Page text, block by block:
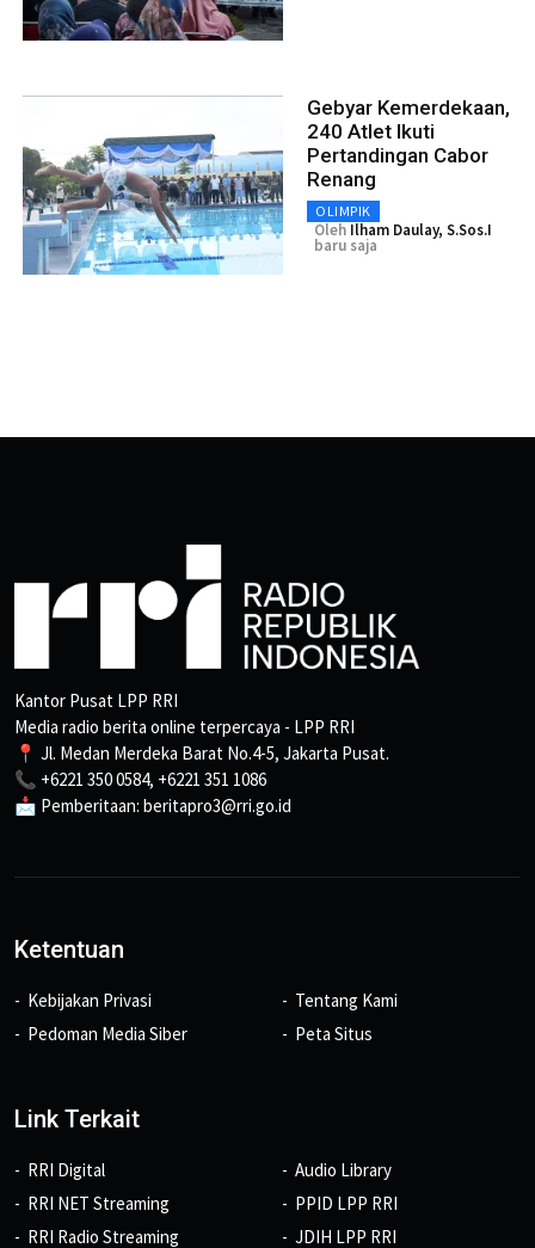
Gebyar Kemerdekaan,
240 Atlet Ikuti
Pertandingan Cabor
Renang
OLIMPIK
Oleh Ilham Daulay, S.Sos.I
baru saja
Kantor Pusat LPP RRI
Media radio berita online terpercaya - LPP RRI
📍 Jl. Medan Merdeka Barat No.4-5, Jakarta Pusat.
📞 +6221 350 0584, +6221 351 1086
📩 Pemberitaan: beritapro3@rri.go.id
Ketentuan
Kebijakan Privasi
Pedoman Media Siber
Tentang Kami
Peta Situs
Link Terkait
RRI Digital
RRI NET Streaming
RRI Radio Streaming
Audio Library
PPID LPP RRI
JDIH LPP RRI